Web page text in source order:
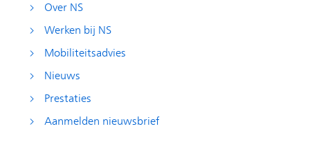
Over NS
Werken bij NS
Mobiliteitsadvies
Nieuws
Prestaties
Aanmelden nieuwsbrief